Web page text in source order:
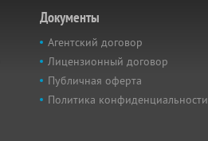
Документы
Агентский договор
Лицензионный договор
Публичная оферта
Политика конфиденциальности